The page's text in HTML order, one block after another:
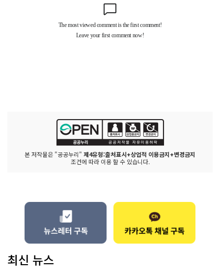
본 저작물은 "공공누리" 제4유형:출처표시+상업적 이용금지+변경금지
조건에 따라 이용 할 수 있습니다.
최신 뉴스